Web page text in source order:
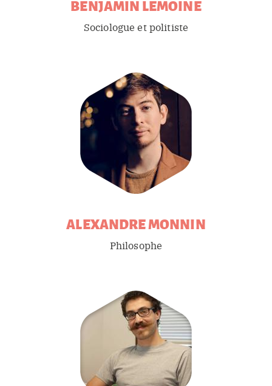
BENJAMINLEMOINE
Sociologue et politiste
ALEXANDREMONNIN
Philosophe